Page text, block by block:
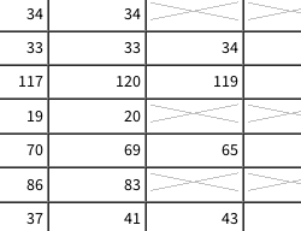
34
34
33 33
34
117 120
119
19
20
70 69
65
86
83
37 41
43